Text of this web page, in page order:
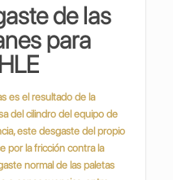
de las
para
es el resultado de la
del cilindro del equipo de
este desgaste del propio
por la fricción contra la
normal de las paletas